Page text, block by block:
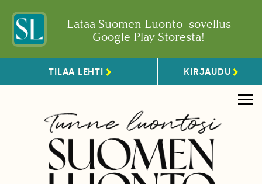
Lataa Suomen Luonto -sovellus
Google Play Storesta!
TILAA LEHTI KIRJAUDU